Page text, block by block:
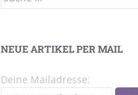
NEUE ARTIKEL PER MAIL
Deine Mailadresse: